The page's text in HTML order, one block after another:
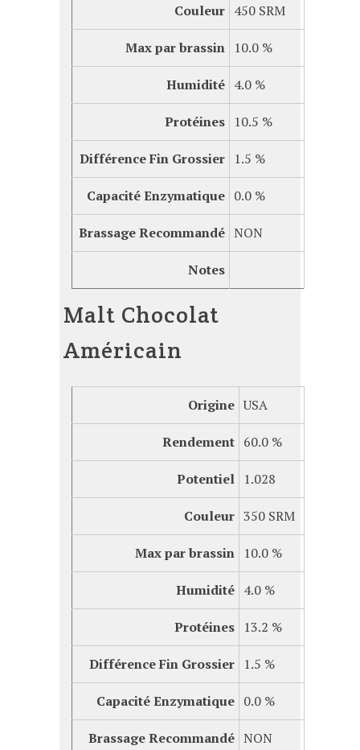
Couleur 450 SRM
Max par brassin 10.0 %
Humidité 4.0 %
Protéines 10.5 %
Différence Fin Grossier 1.5 %
CapacitéEnzymatique 0.0 %
Brassage Recommandé NON
Notes
Malt Chocolat
Américain
Origine USA
Rendement 60.0 %
Potentiel 1.028
Couleur 350 SRM
Max par brassin 10.0 %
Humidité 4.0 %
Protéines 13.2 %
Différence Fin Grossier 1.5 %
CapacitéEnzymatique 0.0 %
Brassage Recommandé NON